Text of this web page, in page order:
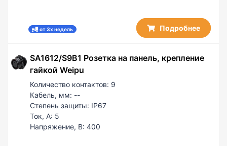
от 3х недель Подробнее
SA1612/S9B1 Розетка на панель, крепление
гайкой Weipu
Количество контактов: 9
Кабель, мм: --
Степень защиты: IP67
Ток, А: 5
Напряжение, В:400